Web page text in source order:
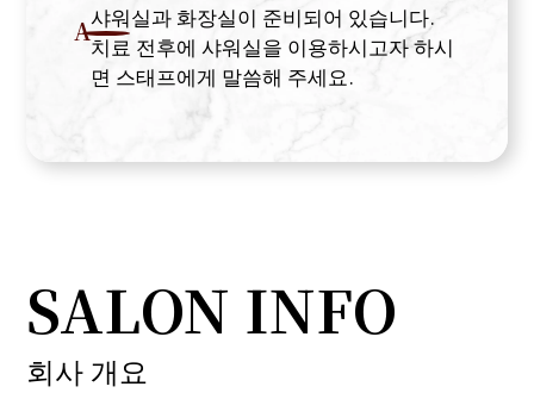
A샤워실과 화장실이 준비되어 있습니다.
치료 전후에 샤워실을 이용하시고자 하시
면 스태프에게 말씀해 주세요.
SALON INFO
회사 개요